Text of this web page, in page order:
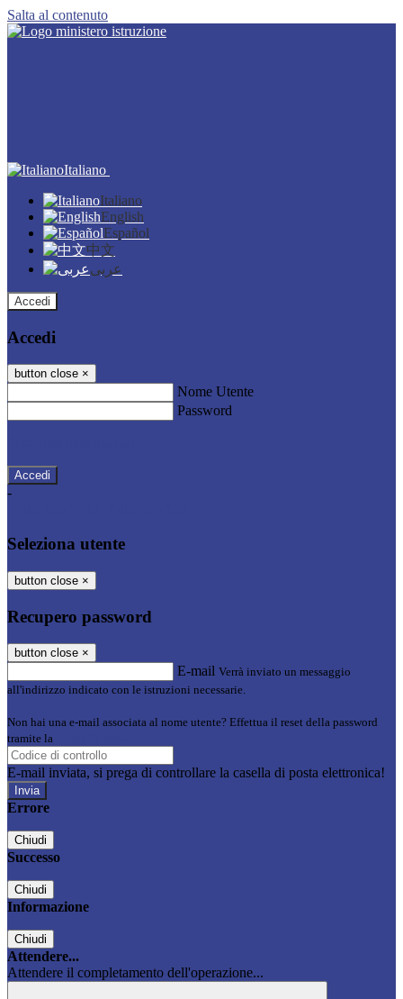
Salta al contenuto
Italiano
Italiano
English
Español
中文
عربى
Accedi
Accedi
button close ×
Nome Utente
Password
-
Seleziona utente
button close ×
Recupero password
button close ×
E-mail Verrà inviato un messaggio
all'indirizzo indicato con le istruzioni necessarie.
Non hai una e-mail associata al nome utente? Effettua il reset della password
tramite la
E-mail inviata, si prega di controllare la casella di posta elettronica!
Errore
Chiudi
Successo
Chiudi
Informazione
Chiudi
Attendere...
Attendere il completamento dell'operazione...